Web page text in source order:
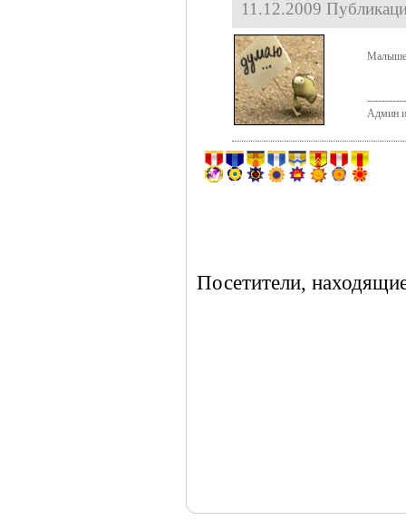
11.12.2009
Админ
Посетители,